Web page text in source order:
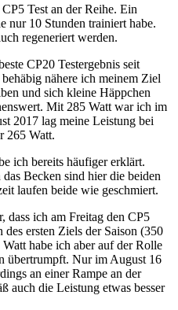
Test an der Reihe. Ein
nur 10 Stunden trainiert habe.
regeneriert werden.
CP20 Testergebnis seit
nähere ich meinem Ziel
und sich kleine Häppchen
Mit 285 Watt war ich im
2017 lag meine Leistung bei
265 Watt.
ich bereits häufiger erklärt.
Becken sind hier die beiden
laufen beide wie geschmiert.
dass ich am Freitag den CP5
ersten Ziels der Saison (350
habe ich aber auf der Rolle
übertrumpft. Nur im August 16
an einer Rampe an der
auch die Leistung etwas besser